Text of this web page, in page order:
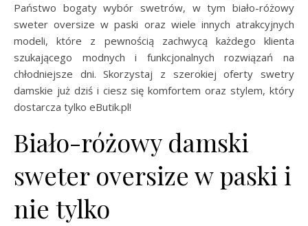
Państwo bogaty wybór swetrów, w tym biało-różowy
sweter oversize w paski oraz wiele innych atrakcyjnych
modeli, które z pewnością zachwycą każdego klienta
szukającego modnych i funkcjonalnych rozwiązań na
chłodniejsze dni. Skorzystaj z szerokiej oferty swetry
damskie już dziś i ciesz się komfortem oraz stylem, który
dostarcza tylko eButik.pl!
Biało-różowy damski
sweter oversize w paski i
nie tylko